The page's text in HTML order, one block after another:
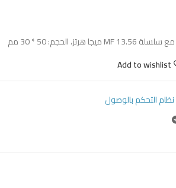
Add to wishlist
نظام التحكم بالوصول